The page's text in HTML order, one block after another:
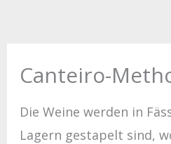
Canteiro-
Die Weine werden in
Lagern gestapelt sind,